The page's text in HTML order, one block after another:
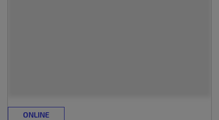
ONLINE